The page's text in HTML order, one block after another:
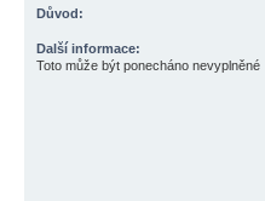
Důvod:
Další informace:
Toto může být ponecháno nevyplněné